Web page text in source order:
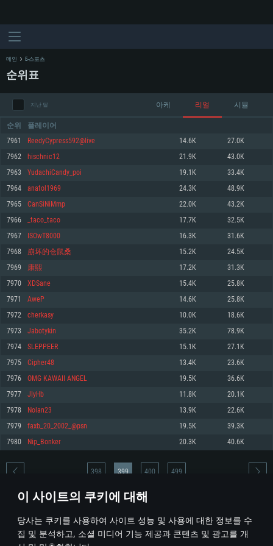
이 사이트의 쿠키에 대해
당사는 쿠키를 사용하여 사이트 성능 및 사용에 대한 정보를 수
집 및 분석하고, 소셜 미디어 기능 제공과 콘텐츠 및 광고를 개
시스템 요구사항
최소사양
운영체제: Windows 10 (64 bit)
프로세서: 2.2 GHz 듀얼코어 이상
메모리: 4GB
그래픽 카드: DirectX 11 이상을 지원하는 AMD Radeon 77XX / NVIDIA
GeForce GT 660. 최소 사양 해상도: 720p
네트워크: 브로드밴드 인터넷
여유 저장 공간: 22.1 GB (최소 클라이언트)
권장 사양
570 혹은 그 이상
여유 저장 공간: 62.2 GB (전체 클라이언트)
최소사양
운영체제: Mac OS Big Sur 11.0
프로세서: 최소 2.2 GHz의 Core i5 (Intel Xeon 은 지원하지 않습니다)
메모리: 6 GB
그래픽 카드: Metal 을 지원하는 Intel Iris Pro 5200 (Mac), 혹은 이와 비슷한 성
능을 가지는 Mac 버전의 AMD/Nvidia. 최소 해상도: 720p
네트워크: 브로드밴드 인터넷
여유 저장 공간: 22.1 GB (최소 클라이언트)
권장 사양
네트워크: 브로드밴드 인터넷
여유 저장 공간: 62.2 GB (전체 클라이언트)
최소사양
운영체제: 64bit Linux 중 최신 버전
프로세서: 2.4 GHz 듀얼코어
메모리: 4 GB
그래픽 카드: Vulkan 을 지원하고, 최신 그래픽 드라이버를 지원하는 NVIDIA
660 (6개월 미만) 혹은 그와 동급의 성능을 가지며 최신 그래픽 드라이버를 지
원하는 AMD (6개월 미만; 최소사양 지원 해상도 720p)
네트워크: 브로드밴드 인터넷
여유 저장 공간: 22.1 GB (최소 클라이언트)
권장 사양
운영체제: Ubuntu 20.04 64bit
프로세서: Intel Core i7
메모리: 16 GB
그래픽 카드: Vulkan 을 지원하고, 최신 그래픽 드라이버를 지원하는 NVIDIA
1060 (6개월 미만) 혹은 그와 동급의 성능을 가지며 최신 그래픽 드라이버를
지원하는 AMD RX 570 (6개월 미만; 최소사양 지원 해상도 720p) 이상
여유 저장 공간: 62.2 GB (전체 클라이언트)
메인 E-스포츠
순위표
지난 달 아케 리얼 시뮬
순위 플레이어
7961 ReedyCypress592@live 14.6K 27.0K
7962 hischnic12 21.9K 43.0K
7963 YudachiCandy_poi 19.1K 33.4K
7964 anatol1969 24.3K 48.9K
7965 CanSiNiMmp 22.0K 43.2K
7966 _taco_taco 17.7K 32.5K
7967 ISOwT8000 16.3K 31.6K
7968 崩坏的仓鼠桑 15.2K 24.5K
7969 康熙 17.2K 31.3K
7970 XDSane 15.4K 25.8K
7971 AweP 14.6K 25.8K
7972 cherkasy 10.0K 18.6K
7973 Jabotykin 35.2K 78.9K
7974 SLEPPEER 15.1K 27.1K
7975 Cipher48 13.4K 23.6K
7976 OMG KAWAII ANGEL 19.5K 36.6K
7977 JIyHb 11.8K 20.1K
7978 Nolan23 13.9K 22.6K
7979 faxb_20_2002_@psn 19.5K 39.3K
7980 Nip_Bonker 20.3K 40.6K
* 순위표는 매일 1회 갱신됩니다
398 399 400 499